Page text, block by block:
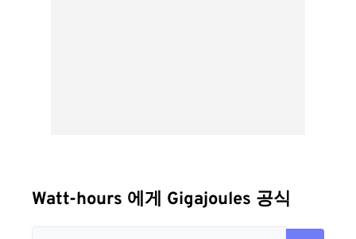
Watt-hours 에게 Gigajoules 공식